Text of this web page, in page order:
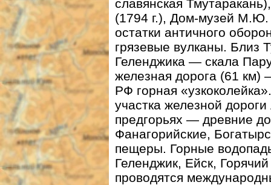
славянская
(1794 г.), Дом-музей
остатки античного
грязевые вулканы. Близ
Геленджика — скала
железная дорога (61 км)
РФ горная
участка железной
предгорьях — древние
Фанагорийские,
пещеры. Горные
Геленджик, Ейск,
проводятся